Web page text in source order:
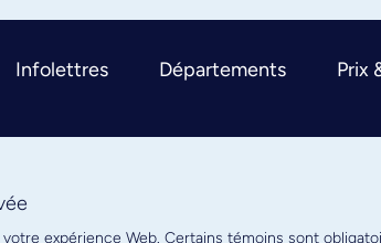
Infolettres Départements Prix
expérience Web. Certains témoins sont